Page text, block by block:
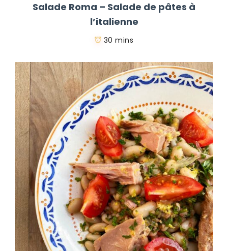
Salade Roma – Salade de pâtes à
l’italienne
30 mins